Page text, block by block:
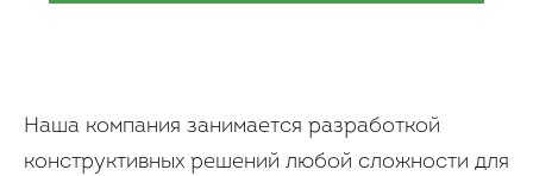
Наша компания занимается разработкой
конструктивных решений любой сложности для